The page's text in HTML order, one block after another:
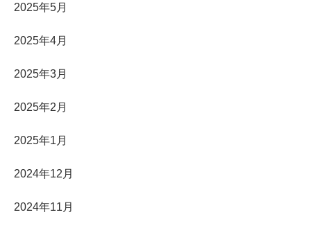
2025年5月
2025年4月
2025年3月
2025年2月
2025年1月
2024年12月
2024年11月